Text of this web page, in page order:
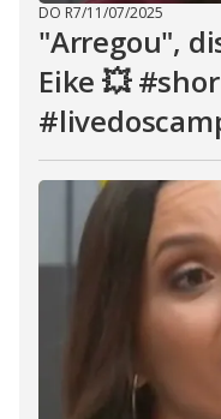
DO R7/11/07/2025
"Arregou",
Eike 💥